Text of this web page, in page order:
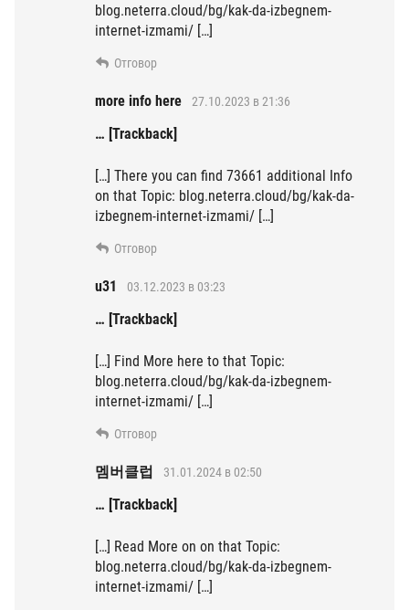
blog.neterra.cloud/bg/kak-da-izbegnem-
internet-izmami/ […]
Отговор
more info here 27.10.2023 в 21:36
… [Trackback]
[…] There you can find 73661 additional Info
on that Topic: blog.neterra.cloud/bg/kak-da-
izbegnem-internet-izmami/ […]
Отговор
u31 03.12.2023 в 03:23
… [Trackback]
[…] Find More here to that Topic:
blog.neterra.cloud/bg/kak-da-izbegnem-
internet-izmami/ […]
Отговор
멤버클럽 31.01.2024 в 02:50
… [Trackback]
[…] Read More on on that Topic:
blog.neterra.cloud/bg/kak-da-izbegnem-
internet-izmami/ […]